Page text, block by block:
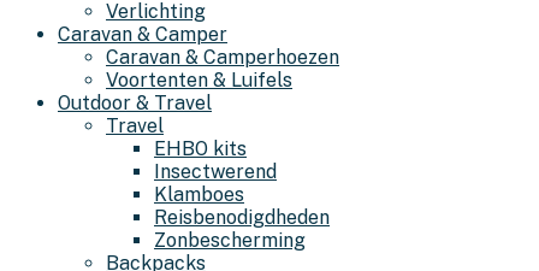
Verlichting
Caravan & Camper
Caravan & Camperhoezen
Voortenten & Luifels
Outdoor & Travel
Travel
EHBO kits
Insectwerend
Klamboes
Reisbenodigdheden
Zonbescherming
Backpacks